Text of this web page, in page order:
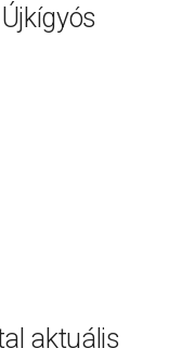
aktuális